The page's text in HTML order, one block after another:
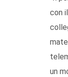
con
un